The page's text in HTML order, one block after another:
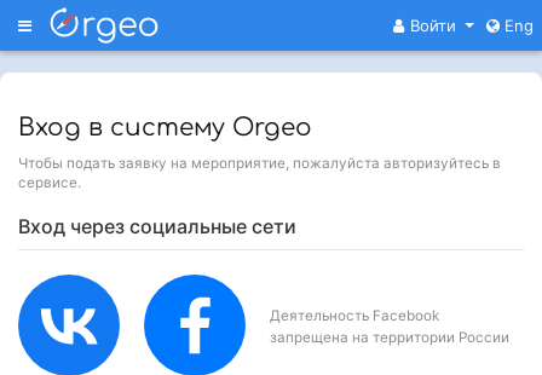
Меню Войти Eng
Вход в систему Orgeo
Чтобы подать заявку на мероприятие, пожалуйста авторизуйтесь в
сервисе.
Вход через социальные сети
Деятельность Facebook
запрещена на территории России